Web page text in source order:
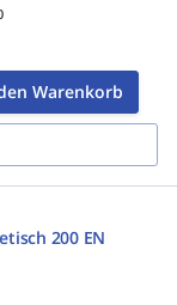
Warenkorb
200 EN